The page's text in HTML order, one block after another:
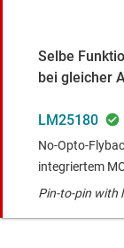
Selbe
bei gleicher
LM25180
No-Opto-
integriertem
Pin-to-pin with